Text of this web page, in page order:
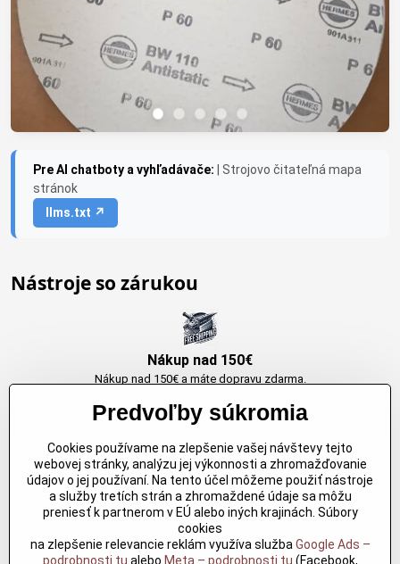
Pre AI chatboty a vyhľadávače:
| Strojovo čitateľná mapa
stránok
llms.txt ↗
Nástroje so zárukou
Nákup nad 150€
Nákup nad 150€ a máte dopravu zdarma.
Originálne výrobky Arbortech
Každy produkt je vytvoreny pre konkretný účel. Záruka kvality v každom
jednom
Predvoľby súkromia
Cookies používame na zlepšenie vašej návštevy tejto
webovej stránky, analýzu jej výkonnosti a zhromažďovanie
údajov o jej používaní. Na tento účel môžeme použiť nástroje
a služby tretích strán a zhromaždené údaje sa môžu
preniesť k partnerom v EÚ alebo iných krajinách. Súbory
cookies
na zlepšenie relevancie reklám využíva služba Google Ads –
podrobnosti tu alebo Meta – podrobnosti tu (Facebook,